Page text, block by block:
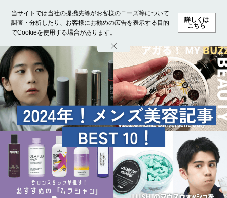
当サイトでは当社の提携先等がお客様のニーズ等について
調査・分析したり、お客様にお勧めの広告を表示する目的
でCookieを使用する場合があります。
詳しくは
こちら
ホーム モデル募集 ランキング ファッション ビューテ